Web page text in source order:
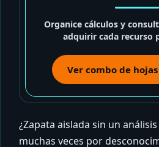
Organice cálculos y
adquirir cada recurso
Ver combo de
¿Zapata aislada sin un
muchas veces por